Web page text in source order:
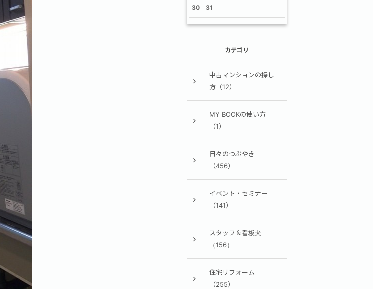
30 31
カテゴリ
中古マンションの探し
方（12）
MY BOOKの使い方
（1）
日々のつぶやき
（456）
イベント・セミナー
（141）
スタッフ＆看板犬
（156）
住宅リフォーム
（255）